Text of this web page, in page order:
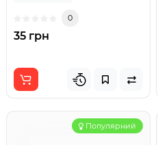
0
35 грн
Популярний